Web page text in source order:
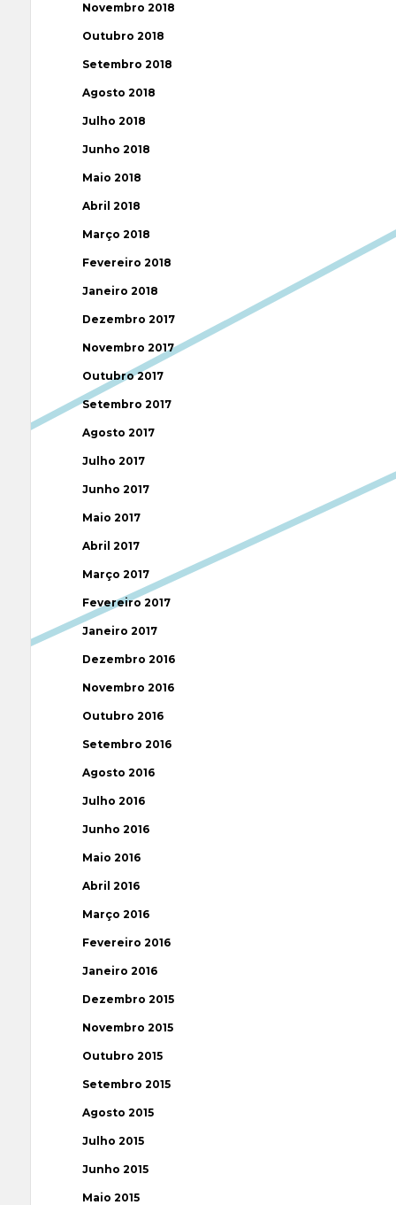
Novembro 2018
Outubro 2018
Setembro 2018
Agosto 2018
Julho 2018
Junho 2018
Maio 2018
Abril 2018
Março 2018
Fevereiro 2018
Janeiro 2018
Dezembro 2017
Novembro 2017
Outubro 2017
Setembro 2017
Agosto 2017
Julho 2017
Junho 2017
Maio 2017
Abril 2017
Março 2017
Fevereiro 2017
Janeiro 2017
Dezembro 2016
Novembro 2016
Outubro 2016
Setembro 2016
Agosto 2016
Julho 2016
Junho 2016
Maio 2016
Abril 2016
Março 2016
Fevereiro 2016
Janeiro 2016
Dezembro 2015
Novembro 2015
Outubro 2015
Setembro 2015
Agosto 2015
Julho 2015
Junho 2015
Maio 2015